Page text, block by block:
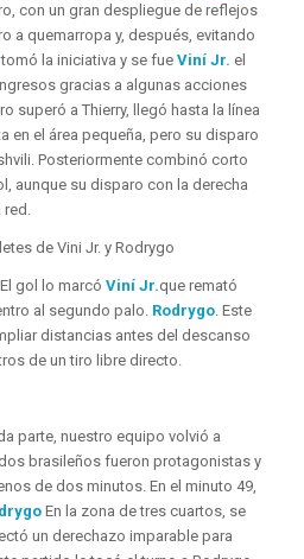
con un gran despliegue de reflejos
a quemarropa y, después, evitando
tomó la iniciativa y se fue Viní Jr. el
gracias a algunas acciones
superó a Thierry, llegó hasta la línea
en el área pequeña, pero su disparo
Posteriormente combinó corto
aunque su disparo con la derecha
red.
de Vini Jr. y Rodrygo
gol lo marcó Viní Jr.que remató
al segundo palo. Rodrygo. Este
distancias antes del descanso
de un tiro libre directo.
parte, nuestro equipo volvió a
brasileños fueron protagonistas y
de dos minutos. En el minuto 49,
En la zona de tres cuartos, se
un derechazo imparable para